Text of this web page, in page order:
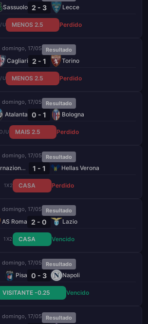
Sassuolo 2 - 3 Lecce
U MENOS 2.5 Perdido
domingo, 17/05 Resultado
Cagliari 2 - 1 Torino
U MENOS 2.5 Perdido
domingo, 17/05 Resultado
Atalanta 0 - 1 Bologna
U MAIS 2.5 Perdido
domingo, 17/05 Resultado
Internazionale 1 - 1 Hellas Verona
1X2 CASA Perdido
domingo, 17/05 Resultado
AS Roma 2 - 0 Lazio
1X2 CASA Vencido
domingo, 17/05 Resultado
Pisa 0 - 3 Napoli
VISITANTE -0.25 Vencido
domingo, 17/05 Resultado